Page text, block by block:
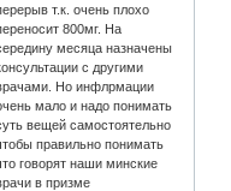
т.к. очень плохо
800мг. На
месяца назначены
с другими
Но инфлрмации
мало и надо понимать
вещей самостоятельно
правильно понимать
говорят наши минские
в призме